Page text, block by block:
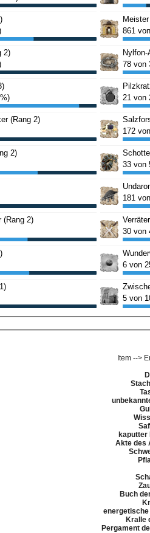
Item -->
kaputter
Akte des
Buch
Kralle
Pergament